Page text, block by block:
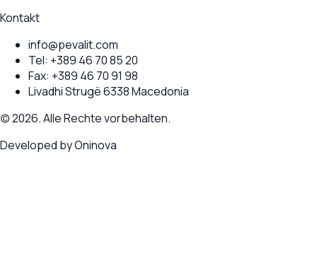
Kontakt
info@pevalit.com
Tel: +389 46 70 85 20
Fax: +389 46 70 91 98
Livadhi Strugë 6338 Macedonia
(c) 2026. Alle Rechte vorbehalten.
Developed byOninova